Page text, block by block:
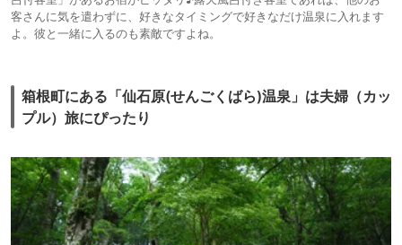
客さんに気を遣わずに、好きなタイミングで好きなだけ温泉に入れます
よ。彼と一緒に入るのも素敵ですよね。
箱根町にある「仙石原(せんごくばら)温泉」は夫婦（カッ
プル）旅にぴったり